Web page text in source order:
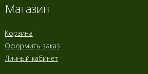
Магазин
Корзина
Оформить заказ
Личный кабинет